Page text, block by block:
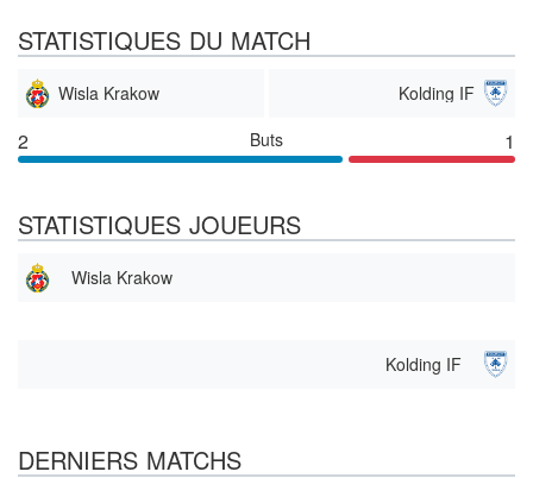
STATISTIQUES DU MATCH
Wisla Krakow Kolding IF
2 Buts 1
STATISTIQUES JOUEURS
Wisla Krakow
Kolding IF
DERNIERS MATCHS